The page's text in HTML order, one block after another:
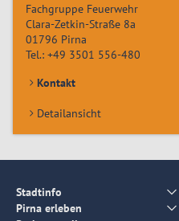
Fachgruppe Feuerwehr
Clara-Zetkin-Straße 8a
01796 Pirna
Tel.: +49 3501 556-480
Kontakt
Detailansicht
Stadtinfo
Pirna erleben